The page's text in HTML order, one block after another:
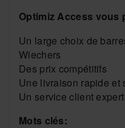
Optimiz Access vous
Un large choix de
Wiechers
Des prix compétitifs
Une livraison rapide et
Un service client expert
Mots clés: